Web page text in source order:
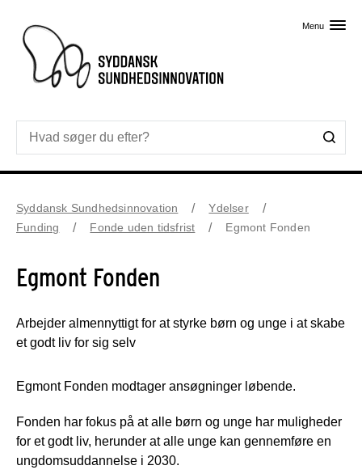
Menu
Syddansk Sundhedsinnovation
Ydelser
Funding
Fonde uden tidsfrist Egmont Fonden
Egmont Fonden
Arbejder almennyttigt for at styrke børn og unge i at skabe
et godt liv for sig selv
Egmont Fonden modtager ansøgninger løbende.
Fonden har fokus på at alle børn og unge har muligheder
for et godt liv, herunder at alle unge kan gennemføre en
ungdomsuddannelse i 2030.